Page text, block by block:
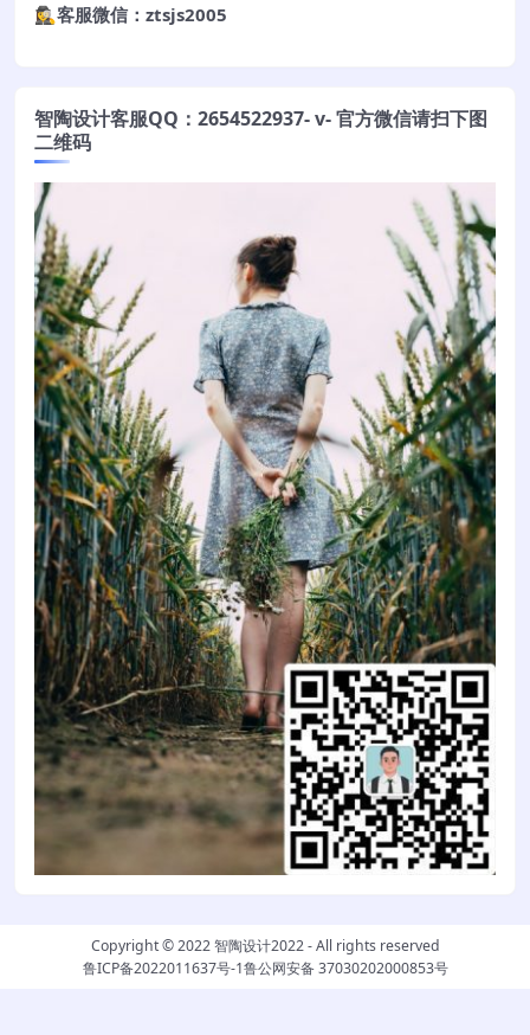
🕵️‍♀️客服微信：ztsjs2005
智陶设计客服QQ：2654522937- v- 官方微信请扫下图
二维码
Copyright © 2022智陶设计2022- All rights reserved
鲁ICP备2022011637号-1鲁公网安备 37030202000853号